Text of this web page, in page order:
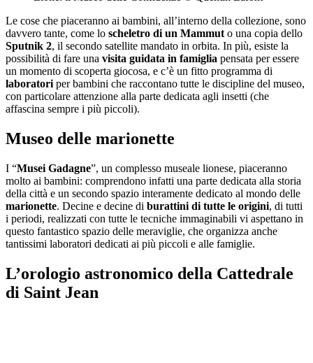
Le cose che piaceranno ai bambini, all’interno della collezione, sono
davvero tante, come lo scheletro di un Mammut o una copia dello
Sputnik 2, il secondo satellite mandato in orbita. In più, esiste la
possibilità di fare una visita guidata in famiglia pensata per essere
un momento di scoperta giocosa, e c’è un fitto programma di
laboratori per bambini che raccontano tutte le discipline del museo,
con particolare attenzione alla parte dedicata agli insetti (che
affascina sempre i più piccoli).
Museo delle marionette
I “Musei Gadagne”, un complesso museale lionese, piaceranno
molto ai bambini: comprendono infatti una parte dedicata alla storia
della città e un secondo spazio interamente dedicato al mondo delle
marionette. Decine e decine di burattini di tutte le origini, di tutti
i periodi, realizzati con tutte le tecniche immaginabili vi aspettano in
questo fantastico spazio delle meraviglie, che organizza anche
tantissimi laboratori dedicati ai più piccoli e alle famiglie.
L’orologio astronomico della Cattedrale
di Saint Jean